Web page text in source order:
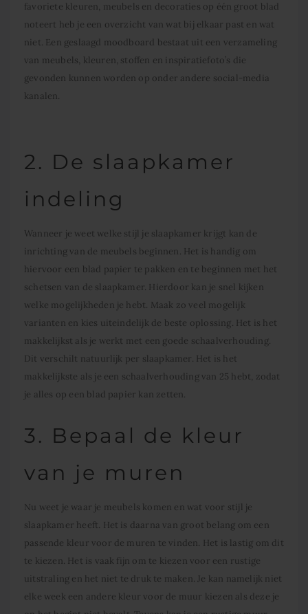
favoriete kleuren, meubels en decoraties op één groot blad
noteert heb je een overzicht van wat bij elkaar past en wat
niet. Een geslaagd moodboard bestaat uit een verzameling
van meubels, kleuren, stoffen en inspiratiefoto’s die
gevonden kunnen worden op onder andere social-media
kanalen.
2. De slaapkamer
indeling
Wanneer je weet welke stijl je slaapkamer krijgt kan de
inrichting van de meubels beginnen. Het is handig om
hiervoor een blad papier te pakken en te beginnen met het
schetsen van de slaapkamer. Hierdoor kan je snel kijken
welke mogelijkheden je hebt. Maak zo veel mogelijk
varianten en kies uiteindelijk de beste oplossing. Het is het
makkelijkst als je werkt met een goede schaalverhouding.
Dit verschilt natuurlijk per slaapkamer. Het is het
makkelijkste als je een schaalverhouding van 25 hebt, zodat
je alles op een blad papier kan zetten.
3. Bepaal de kleur
van je muren
Nu weet je waar je meubels komen en wat voor stijl je
slaapkamer heeft. Het is daarna van groot belang om een
passende kleur voor de muren te vinden. Het is lastig om dit
te kiezen. Het is vaak fijn om te kiezen voor een rustige
uitstraling en het niet te druk te maken. Je kan namelijk niet
elke week een andere kleur voor de muur kiezen als deze je